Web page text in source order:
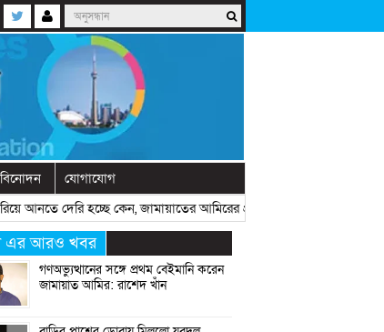
বিনোদন যোগাযোগ
দেরি হচ্ছে কেন, জামায়াতের আমিরের প্রশ্ন» «
এর আরও খবর
গণঅভ্যুত্থানের সঙ্গে প্রথম বেইমানি করেন
জামায়াত আমির: রাশেদ খাঁন